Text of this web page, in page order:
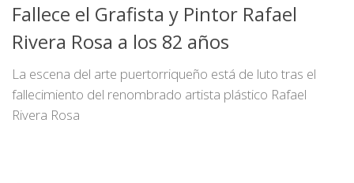
Fallece el Grafista y Pintor Rafael
Rivera Rosa a los 82 años
La escena del arte puertorriqueño está de luto tras el
fallecimiento del renombrado artista plástico Rafael
Rivera Rosa